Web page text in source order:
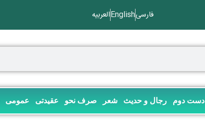
فارسیEnglishالعربیه
دست دوم رجال و حدیث شعر صرف نحو عقیدتی عمومی